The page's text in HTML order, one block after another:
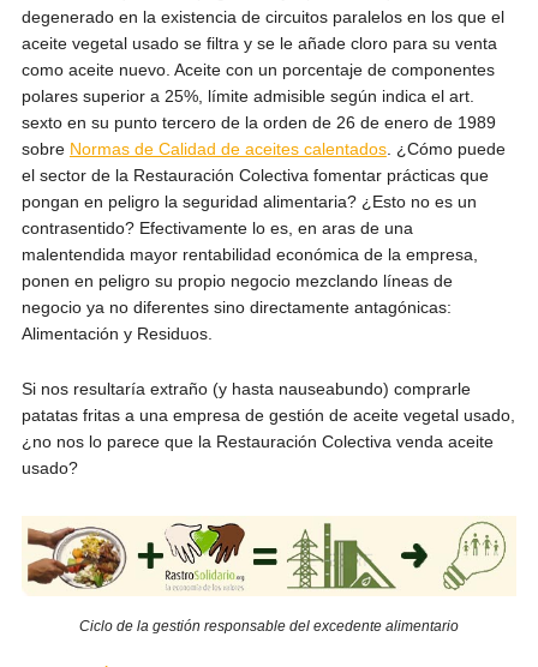
degenerado en la existencia de circuitos paralelos en los que el
aceite vegetal usado se filtra y se le añade cloro para su venta
como aceite nuevo. Aceite con un porcentaje de componentes
polares superior a 25%, límite admisible según indica el art.
sexto en su punto tercero de la orden de 26 de enero de 1989
sobre Normas de Calidad de aceites calentados. ¿Cómo puede
el sector de la Restauración Colectiva fomentar prácticas que
pongan en peligro la seguridad alimentaria? ¿Esto no es un
contrasentido? Efectivamente lo es, en aras de una
malentendida mayor rentabilidad económica de la empresa,
ponen en peligro su propio negocio mezclando líneas de
negocio ya no diferentes sino directamente antagónicas:
Alimentación y Residuos.
Si nos resultaría extraño (y hasta nauseabundo) comprarle
patatas fritas a una empresa de gestión de aceite vegetal usado,
¿no nos lo parece que la Restauración Colectiva venda aceite
usado?
Ciclo de la gestión responsable del excedente alimentario